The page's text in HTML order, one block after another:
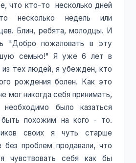
что кто-то несколько дней
несколько недель или
Блин, ребята, молодцы. И
"Добро пожаловать в эту
семью!" Я уже 6 лет в
тех людей, я убежден, кто
рождения болен. Как это
мог никогда себя принимать,
было казаться
быть похожим на кого - то.
своих я чуть старше
без проблем продавали, что
чувствовать себя как бы